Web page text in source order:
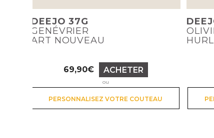
DEEJO 37G
GENÉVRIER
ART NOUVEAU
Prix
69,90€ ACHETER
ou
PERSONNALISEZ VOTRE COUTEAU